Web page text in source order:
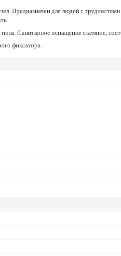
Санитарное оснащение съемное,
фиксатора.